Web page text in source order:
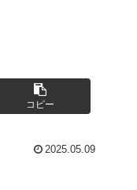
コピー
2025.05.09